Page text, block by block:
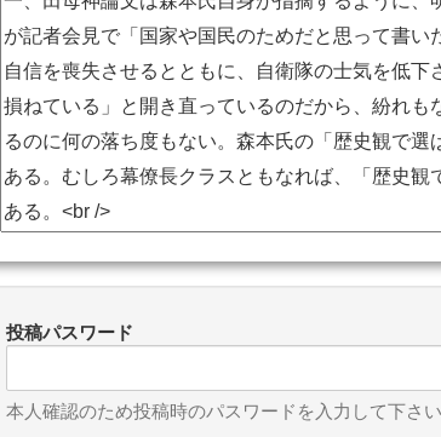
投稿パスワード
本人確認のため投稿時のパスワードを入力して下さい